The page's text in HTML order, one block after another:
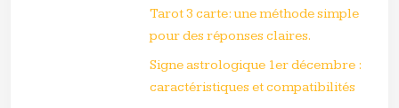
Tarot 3 carte: une méthode simple
pour des réponses claires.
Signe astrologique 1er décembre :
caractéristiques et compatibilités